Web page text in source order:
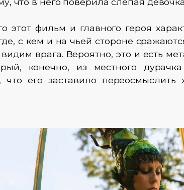
этот фильм и главного героя
с кем и на чьей стороне
врага. Вероятно, это и есть
конечно, из местного
что его заставило переосмыслить